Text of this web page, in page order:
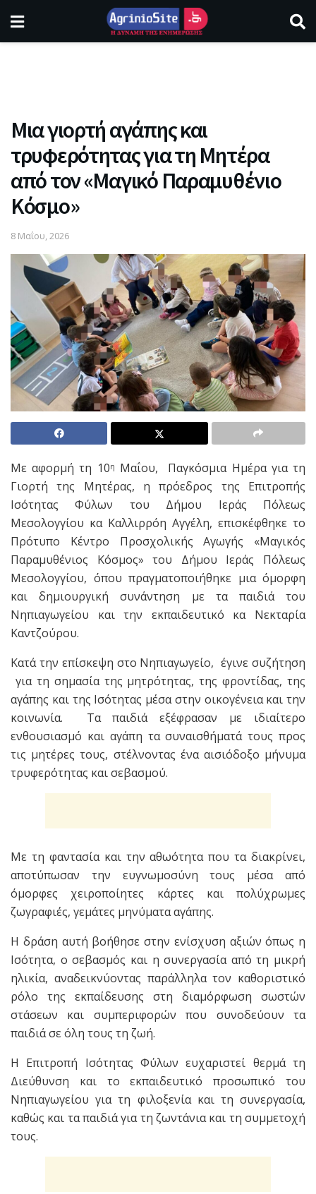
Μια γιορτή αγάπης και
τρυφερότητας για τη Μητέρα
από τον «Μαγικό Παραμυθένιο
Κόσμο»
8 Μαΐου, 2026
Με αφορμή τη 10η
Μαΐου, Παγκόσμια Ημέρα για τη
Γιορτή της Μητέρας, η πρόεδρος της Επιτροπής
Ισότητας Φύλων του Δήμου Ιεράς Πόλεως
Μεσολογγίου κα Καλλιρρόη Αγγέλη, επισκέφθηκε το
Πρότυπο Κέντρο Προσχολικής Αγωγής «Μαγικός
Παραμυθένιος Κόσμος» του Δήμου Ιεράς Πόλεως
Μεσολογγίου, όπου πραγματοποιήθηκε μια όμορφη
και δημιουργική συνάντηση με τα παιδιά του
Νηπιαγωγείου και την εκπαιδευτικό κα Νεκταρία
Καντζούρου.
Κατά την επίσκεψη στο Νηπιαγωγείο, έγινε συζήτηση
για τη σημασία της μητρότητας, της φροντίδας, της
αγάπης και της Ισότητας μέσα στην οικογένεια και την
κοινωνία. Τα παιδιά εξέφρασαν με ιδιαίτερο
ενθουσιασμό και αγάπη τα συναισθήματά τους προς
τις μητέρες τους, στέλνοντας ένα αισιόδοξο μήνυμα
τρυφερότητας και σεβασμού.
Με τη φαντασία και την αθωότητα που τα διακρίνει,
αποτύπωσαν την ευγνωμοσύνη τους μέσα από
όμορφες χειροποίητες κάρτες και πολύχρωμες
ζωγραφιές, γεμάτες μηνύματα αγάπης.
Η δράση αυτή βοήθησε στην ενίσχυση αξιών όπως η
Ισότητα, ο σεβασμός και η συνεργασία από τη μικρή
ηλικία, αναδεικνύοντας παράλληλα τον καθοριστικό
ρόλο της εκπαίδευσης στη διαμόρφωση σωστών
στάσεων και συμπεριφορών που συνοδεύουν τα
παιδιά σε όλη τους τη ζωή.
Η Επιτροπή Ισότητας Φύλων ευχαριστεί θερμά τη
Διεύθυνση και το εκπαιδευτικό προσωπικό του
Νηπιαγωγείου για τη φιλοξενία και τη συνεργασία,
καθώς και τα παιδιά για τη ζωντάνια και τη συμμετοχή
τους.